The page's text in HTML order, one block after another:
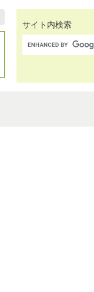
サイト内検索